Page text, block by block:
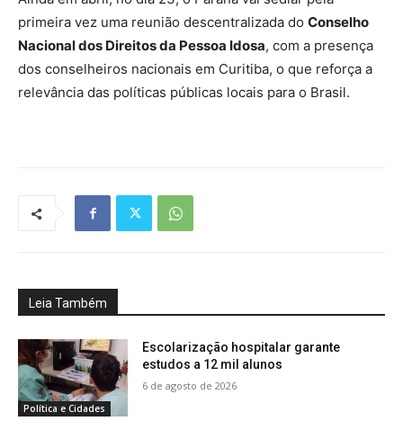
primeira vez uma reunião descentralizada do Conselho
Nacional dos Direitos da Pessoa Idosa, com a presença
dos conselheiros nacionais em Curitiba, o que reforça a
relevância das políticas públicas locais para o Brasil.
Leia Também
Política e Cidades
Escolarização hospitalar garante
estudos a 12 mil alunos
6 de agosto de 2026